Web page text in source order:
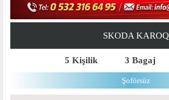
SKODA KAROQ
5 Kişilik 3 Bagaj
Şoförsüz